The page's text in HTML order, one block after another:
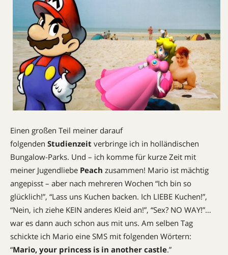
Einen großen Teil meiner darauf
folgenden Studienzeit verbringe ich in holländischen
Bungalow-Parks. Und – ich komme für kurze Zeit mit
meiner Jugendliebe Peach zusammen! Mario ist mächtig
angepisst – aber nach mehreren Wochen “Ich bin so
glücklich!”, “Lass uns Kuchen backen. Ich LIEBE Kuchen!”,
“Nein, ich ziehe KEIN anderes Kleid an!”, “Sex? NO WAY!”…
war es dann auch schon aus mit uns. Am selben Tag
schickte ich Mario eine SMS mit folgenden Wörtern:
“Mario, your princess is in another castle.”